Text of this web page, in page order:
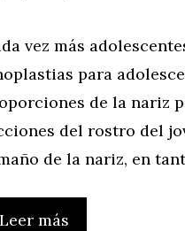
vez más
para
de la nariz
del rostro del
de la nariz, en
Leer más